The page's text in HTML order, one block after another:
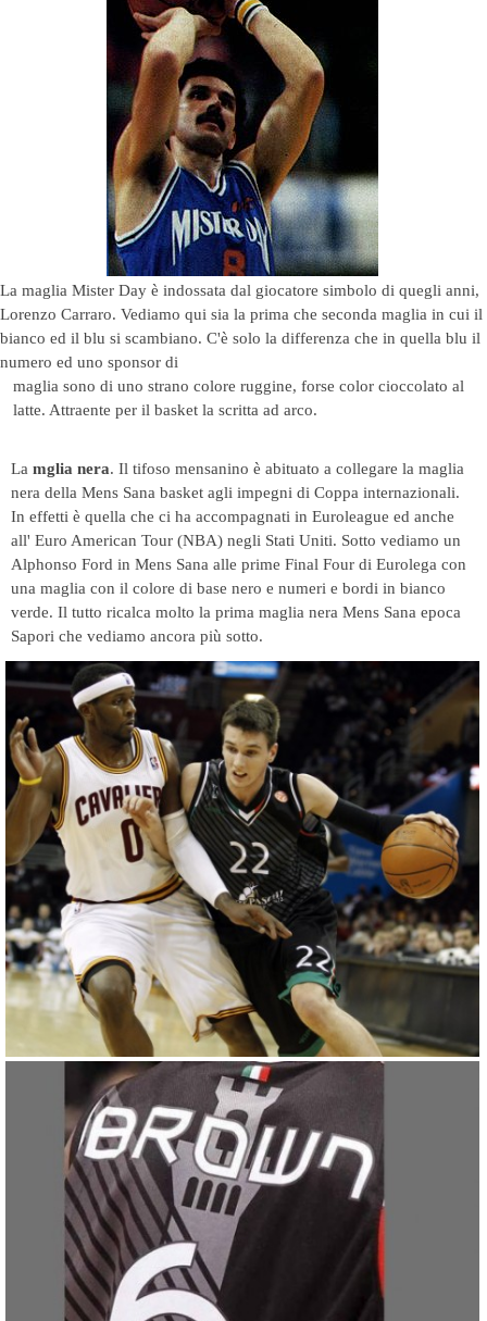
La maglia Mister Day è indossata dal giocatore simbolo di quegli anni,
Lorenzo Carraro. Vediamo qui sia la prima che seconda maglia in cui il
bianco ed il blu si scambiano. C'è solo la differenza che in quella blu il
numero ed uno sponsor di
maglia sono di uno strano colore ruggine, forse color cioccolato al
latte. Attraente per il basket la scritta ad arco.
La mglia nera. Il tifoso mensanino è abituato a collegare la maglia
nera della Mens Sana basket agli impegni di Coppa internazionali.
In effetti è quella che ci ha accompagnati in Euroleague ed anche
all' Euro American Tour (NBA) negli Stati Uniti. Sotto vediamo un
Alphonso Ford in Mens Sana alle prime Final Four di Eurolega con
una maglia con il colore di base nero e numeri e bordi in bianco
verde. Il tutto ricalca molto la prima maglia nera Mens Sana epoca
Sapori che vediamo ancora più sotto.